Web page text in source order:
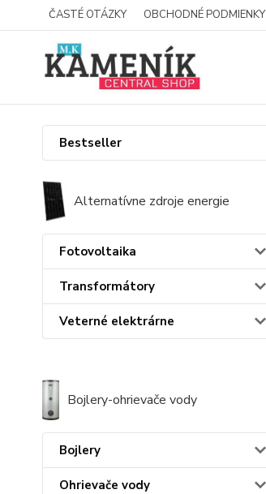
ČASTÉ OTÁZKY OBCHODNÉ PODMIENKY
Bestseller
Alternatívne zdroje energie
Fotovoltaika
Transformátory
Veterné elektrárne
Bojlery-ohrievače vody
Bojlery
Ohrievače vody